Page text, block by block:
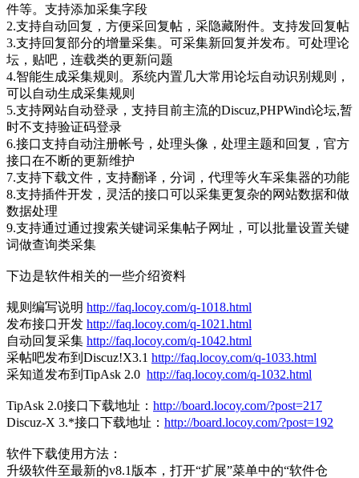
件等。支持添加采集字段
2.支持自动回复，方便采回复帖，采隐藏附件。支持发回复帖
3.支持回复部分的增量采集。可采集新回复并发布。可处理论
坛，贴吧，连载类的更新问题
4.智能生成采集规则。系统内置几大常用论坛自动识别规则，
可以自动生成采集规则
5.支持网站自动登录，支持目前主流的Discuz,PHPWind论坛,暂
时不支持验证码登录
6.接口支持自动注册帐号，处理头像，处理主题和回复，官方
接口在不断的更新维护
7.支持下载文件，支持翻译，分词，代理等火车采集器的功能
8.支持插件开发，灵活的接口可以采集更复杂的网站数据和做
数据处理
9.支持通过通过搜索关键词采集帖子网址，可以批量设置关键
词做查询类采集
下边是软件相关的一些介绍资料
规则编写说明 http://faq.locoy.com/q-1018.html
发布接口开发 http://faq.locoy.com/q-1021.html
自动回复采集 http://faq.locoy.com/q-1042.html
采帖吧发布到Discuz!X3.1 http://faq.locoy.com/q-1033.html
采知道发布到TipAsk 2.0 http://faq.locoy.com/q-1032.html
TipAsk 2.0接口下载地址： http://board.locoy.com/?post=217
Discuz-X 3.*接口下载地址： http://board.locoy.com/?post=192
软件下载使用方法：
升级软件至最新的v8.1版本，打开“扩展”菜单中的“软件仓